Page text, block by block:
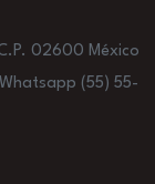
02600 México
(55) 55-